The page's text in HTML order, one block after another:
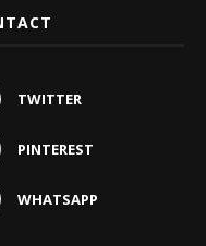
TWITTER
PINTEREST
WHATSAPP